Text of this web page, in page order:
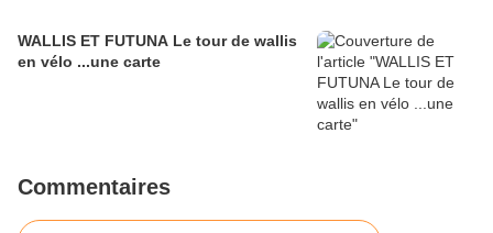
WALLIS ET FUTUNA Le tour de wallis
en vélo ...une carte
Commentaires